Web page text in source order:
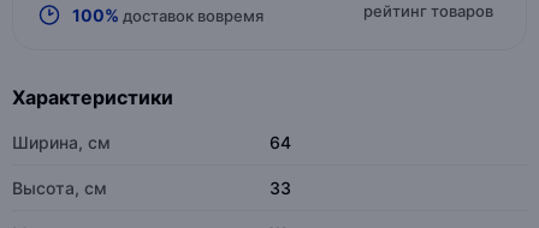
100% доставок вовремя рейтинг товаров
Характеристики
Ширина, см 64
Высота, см 33